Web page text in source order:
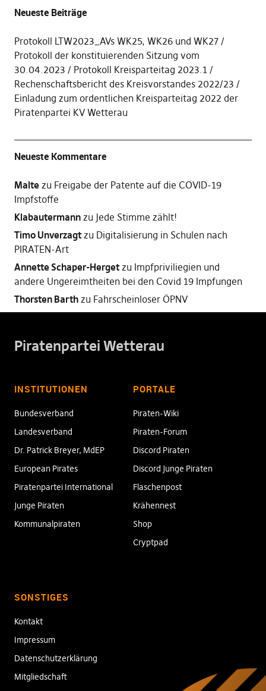
Neueste Beiträge
Protokoll LTW2023_AVs WK25, WK26 und WK27
Protokoll der konstituierenden Sitzung vom
30.04.2023
Protokoll Kreisparteitag 2023.1
Rechenschaftsbericht des Kreisvorstandes 2022/23
Einladung zum ordentlichen Kreisparteitag 2022 der
Piratenpartei KV Wetterau
Neueste Kommentare
Maltezu Freigabe der Patente auf die COVID-19
Impfstoffe
Klabautermannzu Jede Stimme zählt!
Timo Unverzagtzu Digitalisierung in Schulen nach
PIRATEN-Art
Annette Schaper-Hergetzu Impfpriviliegien und
andere Ungereimtheiten bei den Covid 19 Impfungen
Thorsten Barthzu Fahrscheinloser ÖPNV
Piratenpartei Wetterau
INSTITUTIONEN
Bundesverband
Landesverband
Dr. Patrick Breyer, MdEP
European Pirates
Piratenpartei International
Junge Piraten
Kommunalpiraten
PORTALE
Piraten-Wiki
Piraten-Forum
Discord Piraten
Discord Junge Piraten
Flaschenpost
Krähennest
Shop
Cryptpad
SONSTIGES
Kontakt
Impressum
Datenschutzerklärung
Mitgliedschaft